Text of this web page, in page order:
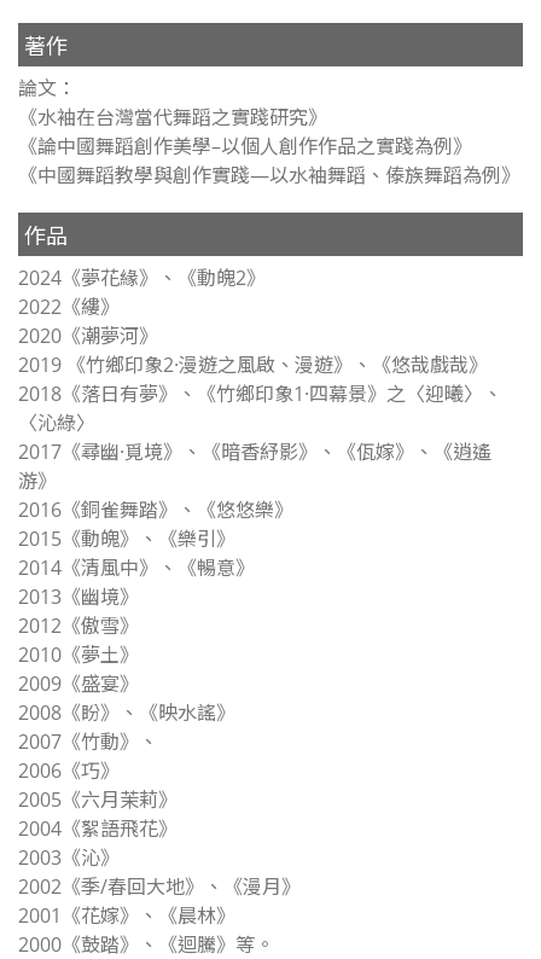
著作
論文：
《水袖在台灣當代舞蹈之實踐研究》
《論中國舞蹈創作美學–以個人創作作品之實踐為例》
《中國舞蹈教學與創作實踐—以水袖舞蹈、傣族舞蹈為例》
作品
2024《夢花緣》、《動魄2》
2022《縷》
2020《潮夢河》
2019 《竹鄉印象2·漫遊之風啟、漫遊》、《悠哉戲哉》
2018《落日有夢》、《竹鄉印象1·四幕景》之〈迎曦〉、
〈沁綠〉
2017《尋幽·覓境》、《暗香紓影》、《佤嫁》、《逍遙
游》
2016《銅雀舞踏》、《悠悠樂》
2015《動魄》、《樂引》
2014《清風中》、《暢意》
2013《幽境》
2012《傲雪》
2010《夢土》
2009《盛宴》
2008《盼》、《映水謠》
2007《竹動》、
2006《巧》
2005《六月茉莉》
2004《絮語飛花》
2003《沁》
2002《季/春回大地》、《漫月》
2001《花嫁》、《晨林》
2000《鼓踏》、《迴騰》等。